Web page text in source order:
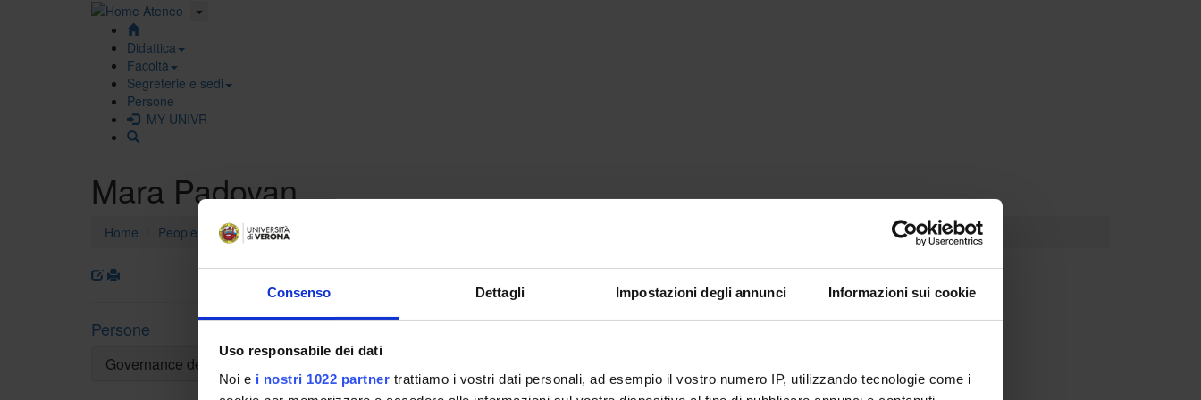
Consenso Dettagli Impostazioni degli annunci Informazioni sui cookie
Uso responsabile dei dati
Noi e i nostri 1022 partner trattiamo i vostri dati personali, ad esempio il vostro numero IP, utilizzando tecnologie come i
Didattica
Facoltà
Segreterie e sedi
Persone
MY UNIVR
Mara Padovan
Home People Mara Padovan
Persone
Governance della Facoltà
October 31, 2016